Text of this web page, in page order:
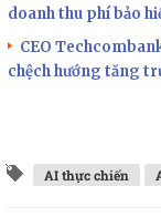
doanh thu phí bảo
CEO
chệch hướng tăng
AI thực chiến